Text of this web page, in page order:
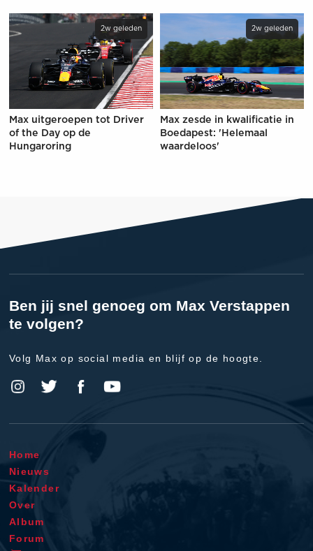
2w geleden
Max uitgeroepen tot Driver
of the Day op de
Hungaroring
2w geleden
Max zesde in kwalificatie in
Boedapest: 'Helemaal
waardeloos'
Ben jij snel genoeg om Max Verstappen
te volgen?
Volg Max op social media en blijf op de hoogte.
Home
Nieuws
Kalender
Over
Album
Forum